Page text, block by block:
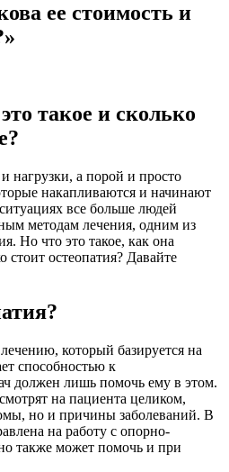
ее стоимость и
такое и сколько
нагрузки, а порой и просто
накапливаются и начинают
все больше людей
методам лечения, одним из
Но что это такое, как она
стоит остеопатия? Давайте
который базируется на
способностью к
должен лишь помочь ему в этом.
на пациента целиком,
но и причины заболеваний. В
на работу с опорно-
также может помочь и при